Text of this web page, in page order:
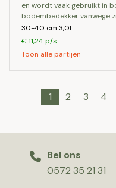
en wordt vaak gebruikt in
bodembedekker vanwege
30-40 cm 3,0L
€ 11,24 p/s
Toon alle partijen
1 2 3 4
Bel ons
0572 35 21 31